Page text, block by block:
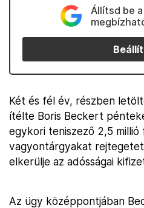
Állítsd be
Két és fél év, részben
ítélte Boris Beckert
egykori teniszező 2,5
vagyontárgyakat
elkerülje az adósságai
Az ügy középpontjában